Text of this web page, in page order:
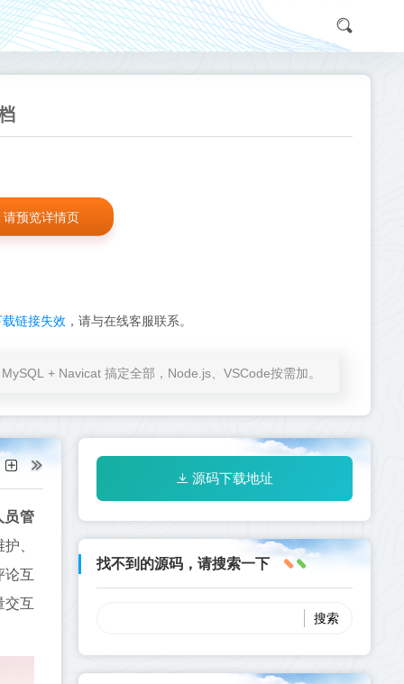
请预览详情页
链接失效 ，请与在线客服联系。
+ Navicat 搞定全部，Node.js、VSCode按需加。
员管
、
论互
交互
源码下载地址
找不到的源码，请搜索一下